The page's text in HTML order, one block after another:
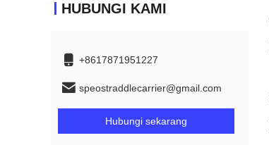
HUBUNGI KAMI
+8617871951227
speostraddlecarrier@gmail.com
Hubungi sekarang